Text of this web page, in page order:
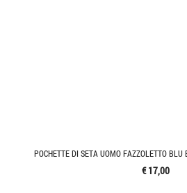
POCHETTE DI SETA UOMO FAZZOLETTO
€ 17,00